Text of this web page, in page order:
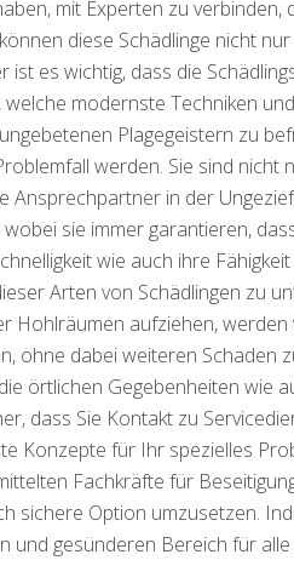
mit Experten zu verbinden,
diese Schädlinge nicht
es wichtig, dass die
modernste Techniken
Plagegeistern zu
werden. Sie sind nicht
Ansprechpartner in der
sie immer garantieren,
wie auch ihre
Arten von Schädlingen zu
Hohlräumen aufziehen,
ohne dabei weiteren Schaden
örtlichen Gegebenheiten wie
dass Sie Kontakt zu
Konzepte für Ihr spezielles
Fachkräfte für
sichere Option umzusetzen.
und gesünderen Bereich für